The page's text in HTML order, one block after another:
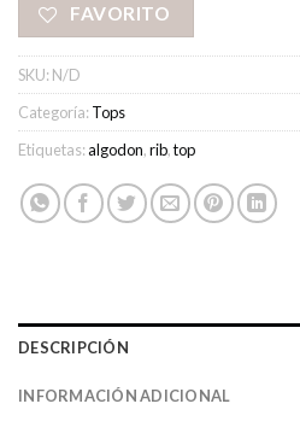
FAVORITO
SKU: N/D
Categoría: Tops
Etiquetas:algodon,rib,top
DESCRIPCIÓN
INFORMACIÓN ADICIONAL